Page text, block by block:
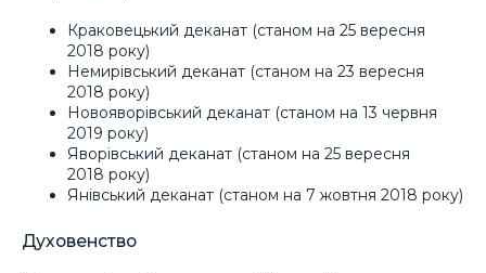
Краковецький деканат (станом на 25 вересня
2018 року)
Немирівський деканат (станом на 23 вересня
2018 року)
Новояворівський деканат (станом на 13 червня
2019 року)
Яворівський деканат (станом на 25 вересня
2018 року)
Янівський деканат (станом на 7 жовтня 2018 року)
Духовенство